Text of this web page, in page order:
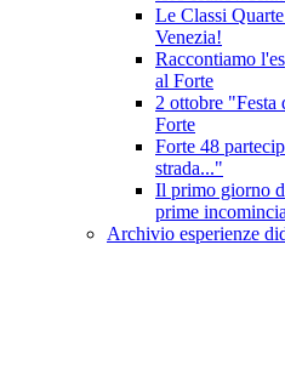
Le Classi
Venezia!
Raccontiamo
al Forte
2 ottobre "Festa
Forte
Forte 48
strada..."
Il primo giorno
prime
Archivio esperienze